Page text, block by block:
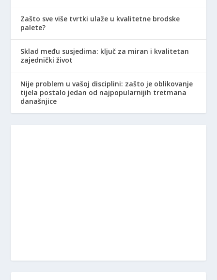
Zašto sve više tvrtki ulaže u kvalitetne brodske
palete?
Sklad među susjedima: ključ za miran i kvalitetan
zajednički život
Nije problem u vašoj disciplini: zašto je oblikovanje
tijela postalo jedan od najpopularnijih tretmana
današnjice